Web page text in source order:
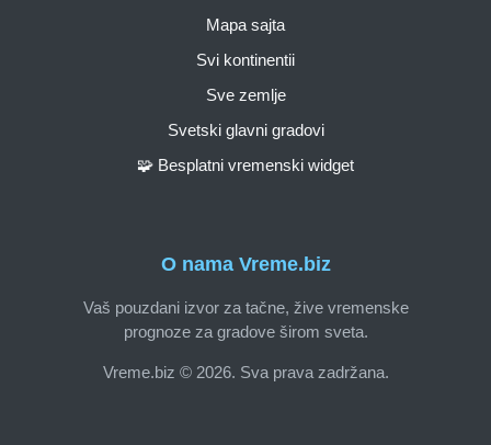
O nama Vreme.biz
Vaš pouzdani izvor za tačne, žive vremenske
prognoze za gradove širom sveta.
Vreme.biz © 2026. Sva prava zadržana.
Mapa sajta
Svi kontinentii
Sve zemlje
Svetski glavni gradovi
🧩 Besplatni vremenski widget